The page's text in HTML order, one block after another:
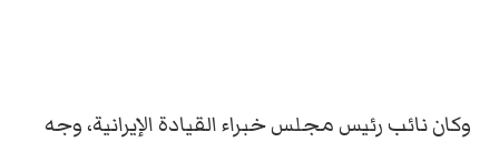
وكان نائب رئيس مجلس خبراء القيادة الإيرانية، وجه